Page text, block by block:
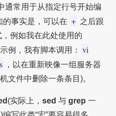
通常用于从指定行号开始编
事实是，可以在 + 之后跟
例如我在此处使用的
例，我有脚本调用：
vi
，以在重新映像一组服务器
文件中删除一条条目)。
(实际上， sed 与 grep 一